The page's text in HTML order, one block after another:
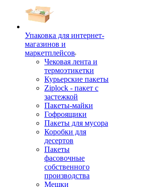
Упаковка для интернет-
магазинов и
маркетплейсов
Чековая лента и
термоэтикетки
Курьерские пакеты
Ziplock - пакет с
застежкой
Пакеты-майки
Гофроящики
Пакеты для мусора
Коробки для
десертов
Пакеты
фасовочные
собственного
производства
Мешки